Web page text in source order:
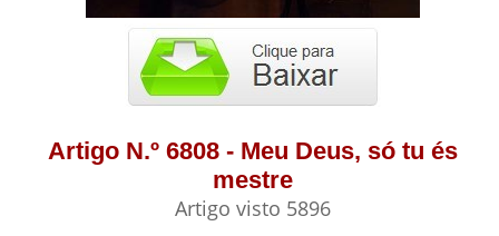
Artigo N.º 6808 - Meu Deus, só tu és
mestre
Artigo visto 5896